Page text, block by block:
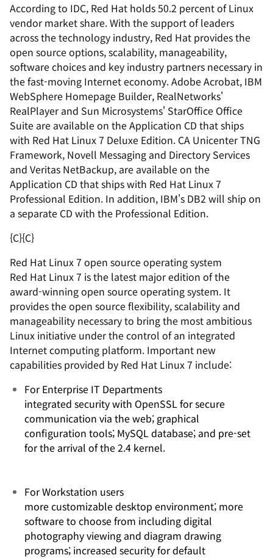
According to IDC, Red Hat holds 50.2 percent of Linux
vendor market share. With the support of leaders
across the technology industry, Red Hat provides the
open source options, scalability, manageability,
software choices and key industry partners necessary in
the fast-moving Internet economy. Adobe Acrobat, IBM
WebSphere Homepage Builder, RealNetworks'
RealPlayer and Sun Microsystems' StarOffice Office
Suite are available on the Application CD that ships
with Red Hat Linux 7 Deluxe Edition. CA Unicenter TNG
Framework, Novell Messaging and Directory Services
and Veritas NetBackup, are available on the
Application CD that ships with Red Hat Linux 7
Professional Edition. In addition, IBM's DB2 will ship on
a separate CD with the Professional Edition.
{C}{C}
Red Hat Linux 7 open source operating system
Red Hat Linux 7 is the latest major edition of the
award-winning open source operating system. It
provides the open source flexibility, scalability and
manageability necessary to bring the most ambitious
Linux initiative under the control of an integrated
Internet computing platform. Important new
capabilities provided by Red Hat Linux 7 include:
For Enterprise IT Departments
integrated security with OpenSSL for secure
communication via the web; graphical
configuration tools; MySQL database; and pre-set
for the arrival of the 2.4 kernel.
For Workstation users
more customizable desktop environment; more
software to choose from including digital
photography viewing and diagram drawing
programs; increased security for default